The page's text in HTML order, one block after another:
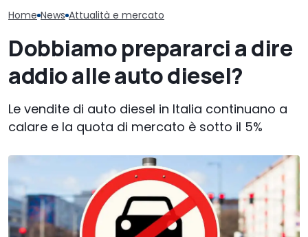
Home News Attualità e mercato
Dobbiamo prepararci a dire
addio alle auto diesel?
Le vendite di auto diesel in Italia continuano a
calare e la quota di mercato è sotto il 5%